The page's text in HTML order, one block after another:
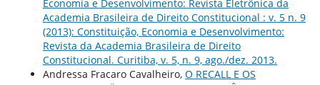
Economia e Desenvolvimento: Revista Eletrônica da
Academia Brasileira de Direito Constitucional : v. 5 n. 9
(2013): Constituição, Economia e Desenvolvimento:
Revista da Academia Brasileira de Direito
Constitucional. Curitiba, v. 5, n. 9, ago./dez. 2013.
Andressa Fracaro Cavalheiro, O RECALL E OS